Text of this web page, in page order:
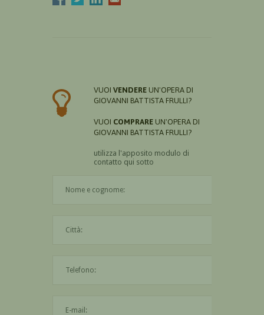
VUOI VENDERE UN'OPERA DI
GIOVANNI BATTISTA FRULLI?
VUOI COMPRARE UN'OPERA DI
GIOVANNI BATTISTA FRULLI?
utilizza l'apposito modulo di
contatto qui sotto